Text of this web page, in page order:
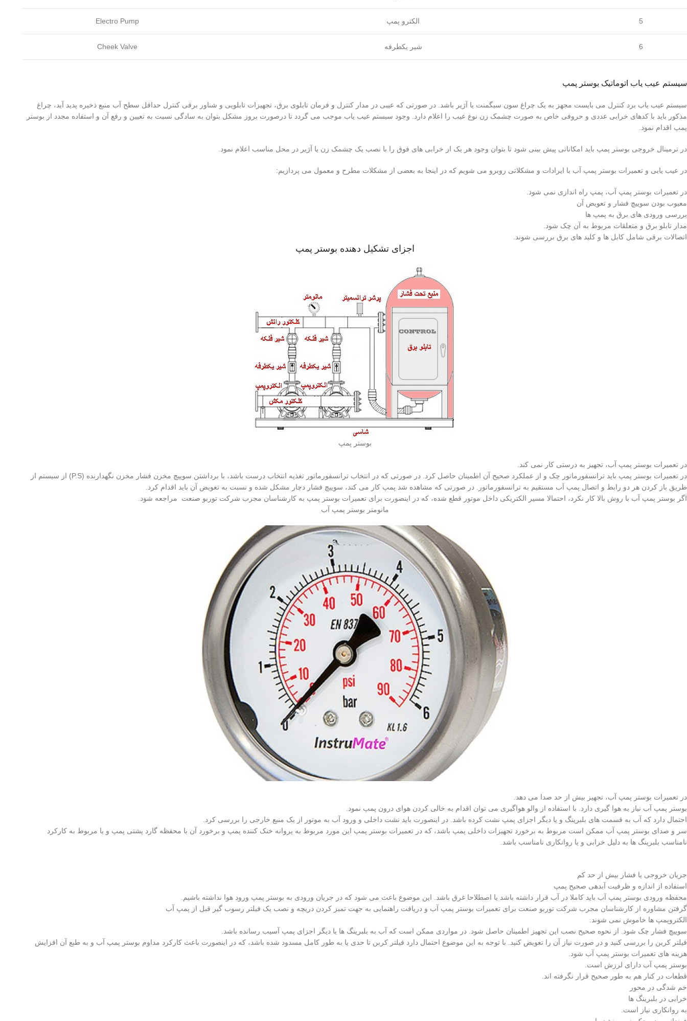
5 الکترو پمپ Electro Pump
6 شیر یکطرفه Cheek Valve
سیستم عیب یاب اتوماتیک بوستر پمپ
سیستم عیب یاب برد کنترل می بایست مجهز به یک چراغ سون سیگمنت یا آژیر باشد. در صورتی که عیبی در مدار کنترل و فرمان تابلوی برق، تجهیزات تابلویی و شناور برقی کنترل حداقل سطح آب منبع ذخیره پدید آید، چراغ
مذکور باید با کدهای خرابی عددی و حروفی خاص به صورت چشمک زن نوع عیب را اعلام دارد. وجود سیستم عیب یاب موجب می گردد تا درصورت بروز مشکل بتوان به سادگی نسبت به تعیین و رفع آن و استفاده مجدد از بوستر
پمپ اقدام نمود.
در ترمینال خروجی بوستر پمپ باید امکاناتی پیش بینی شود تا بتوان وجود هر یک از خرابی های فوق را با نصب یک چشمک زن یا آژیر در محل مناسب اعلام نمود.
در عیب یابی و تعمیرات بوستر پمپ آب با ایرادات و مشکلاتی روبرو می شویم که در اینجا به بعضی از مشکلات مطرح و معمول می پردازیم:
در تعمیرات بوستر پمپ آب، پمپ راه اندازی نمی شود.
معیوب بودن سوییچ فشار و تعویض آن
بررسی ورودی های برق به پمپ ها
مدار تابلو برق و متعلقات مربوط به آن چک شود.
اتصالات برقی شامل کابل ها و کلید های برق بررسی شوند.
اجزای تشکیل دهنده بوستر پمپ
بوستر پمپ
در تعمیرات بوستر پمپ آب، تجهیز به درستی کار نمی کند.
در تعمیرات بوستر پمپ باید ترانسفورماتور چک و از عملکرد صحیح آن اطمینان حاصل کرد. در صورتی که در انتخاب ترانسفورماتور تغذیه انتخاب درست باشد، با برداشتن سوییچ مخزن فشار مخزن نگهدارنده (P.S) از سیستم از
طریق باز کردن هر دو رابط و اتصال پمپ آب مستقیم به ترانسفورماتور. در صورتی که مشاهده شد پمپ کار می کند، سوییچ فشار دچار مشکل شده و نسبت به تعویض آن باید اقدام کرد.
اگر بوستر پمپ آب با روش بالا کار نکرد، احتمالا مسیر الکتریکی داخل موتور قطع شده، که در اینصورت برای تعمیرات بوستر پمپ به کارشناسان مجرب شرکت توربو صنعت مراجعه شود.
مانومتر بوستر پمپ آب
در تعمیرات بوستر پمپ آب، تجهیز بیش از حد صدا می دهد.
بوستر پمپ آب نیاز به هوا گیری دارد. با استفاده از والو هواگیری می توان اقدام به خالی کردن هوای درون پمپ نمود.
احتمال دارد که آب به قسمت های بلبرینگ و یا دیگر اجزای پمپ نشت کرده باشد. در اینصورت باید نشت داخلی و ورود آب به موتور از یک منبع خارجی را بررسی کرد.
سر و صدای بوستر پمپ آب ممکن است مربوط به برخورد تجهیزات داخلی پمپ باشد، که در تعمیرات بوستر پمپ این مورد مربوط به پروانه خنک کننده پمپ و برخورد آن با محفظه گارد پشتی پمپ و یا مربوط به کارکرد
نامناسب بلبرینگ ها به دلیل خرابی و یا روانکاری نامناسب باشد.
جریان خروجی یا فشار بیش از حد کم
استفاده از اندازه و ظرفیت آبدهی صحیح پمپ
محفظه ورودی بوستر پمپ آب باید کاملا در آب قرار داشته باشد یا اصطلاحا غرق باشد. این موضوع باعث می شود که در جریان ورودی به بوستر پمپ ورود هوا نداشته باشیم.
گرفتن مشاوره از کارشناسان مجرب شرکت توربو صنعت برای تعمیرات بوستر پمپ آب و دریافت راهنمایی به جهت تمیز کردن دریچه و نصب یک فیلتر رسوب گیر قبل از پمپ آب
الکتروپمپ ها خاموش نمی شوند.
سوییچ فشار چک شود. از نحوه صحیح نصب این تجهیز اطمینان حاصل شود. در مواردی ممکن است که آب به بلبرینگ ها یا دیگر اجزای پمپ آسیب رسانده باشد.
فیلتر کربن را بررسی کنید و در صورت نیاز آن را تعویض کنید. با توجه به این موضوع احتمال دارد فیلتر کربن تا حدی یا به طور کامل مسدود شده باشد، که در اینصورت باعث کارکرد مداوم بوستر پمپ آب و به طبع آن افزایش
هزینه های تعمیرات بوستر پمپ آب شود.
بوستر پمپ آب دارای لرزش است.
قطعات در کنار هم به طور صحیح قرار نگرفته اند.
خم شدگی در محور
خرابی در بلبرینگ ها
به روانکاری نیاز است.